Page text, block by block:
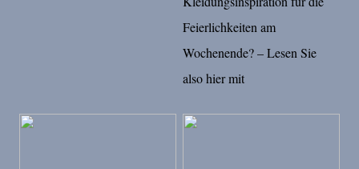
Feierlichkeiten am
Wochenende? – Lesen Sie
also hier mit